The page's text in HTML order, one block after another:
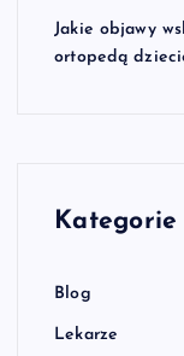
Jakie objawy
ortopedą
Kategorie
Blog
Lekarze